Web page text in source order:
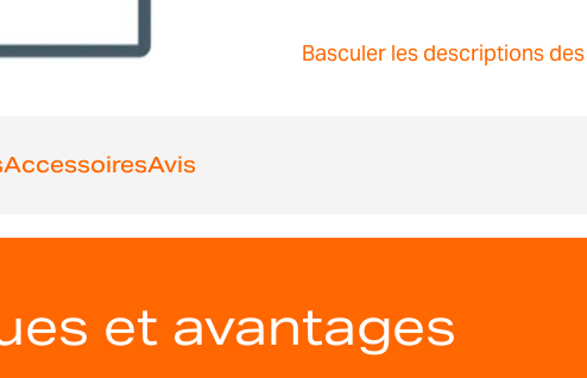
Basculer les descriptions
AccessoiresAvis
et avantages